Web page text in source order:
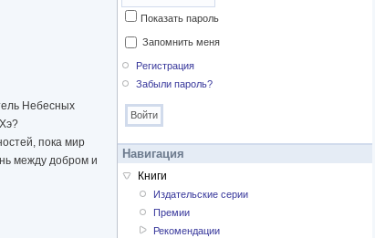
Небесных
пока мир
между добром и
Показать пароль
Запомнить меня
Регистрация
Забыли пароль?
Навигация
Книги
Издательские серии
Премии
Рекомендации